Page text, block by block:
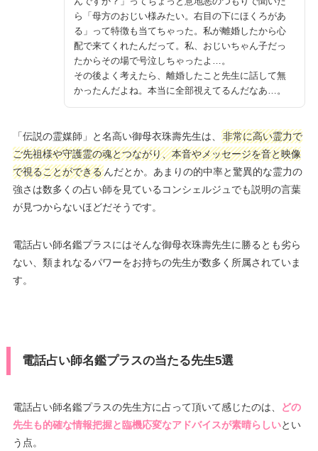
ら「母方のおじい様みたい。右目の下にほくろがあ
る」って特徴も当てちゃった。私が離婚したから心
配で来てくれたんだって。私、おじいちゃん子だっ
たからその場で号泣しちゃったよ…。
その後よく考えたら、離婚したこと先生に話して無
かったんだよね。本当に全部視えてるんだなあ…。
「伝説の霊媒師」と名高い御母衣珠壽先生は、
非常に高い霊力で
ご先祖様や守護霊の魂とつながり、本音やメッセージを音と映像
で視ることができるんだとか。あまりの的中率と驚異的な霊力の
強さは数多くの占い師を見ているコンシェルジュでも説明の言葉
が見つからないほどだそうです。
電話占い師名鑑プラスにはそんな御母衣珠壽先生に勝るとも劣ら
ない、類まれなるパワーをお持ちの先生が数多く所属されていま
す。
電話占い師名鑑プラスの当たる先生5選
電話占い師名鑑プラスの先生方に占って頂いて感じたのは、
どの
先生も的確な情報把握と臨機応変なアドバイスが素晴らしいとい
う点。